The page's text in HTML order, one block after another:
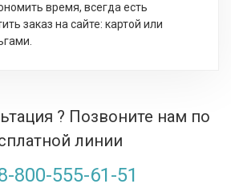
время, всегда есть
заказ на сайте: картой или
? Позвоните нам по
линии
800-555-61-51